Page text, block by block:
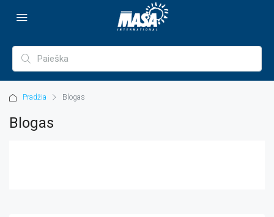
Pradžia Blogas
Blogas